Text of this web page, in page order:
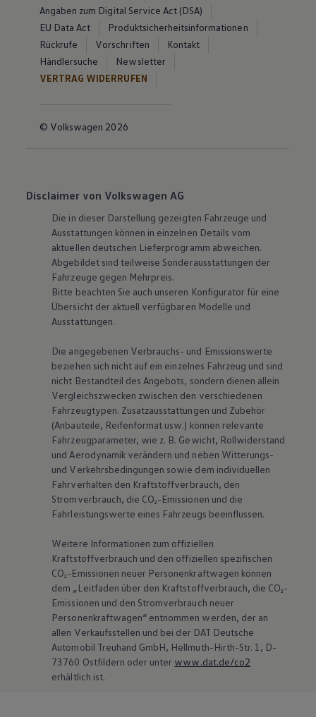
Angaben zum Digital Service Act (DSA)
EU Data Act
Produktsicherheitsinformationen
Rückrufe
Vorschriften
Kontakt
Händlersuche
Newsletter
VERTRAG WIDERRUFEN
© Volkswagen 2026
Disclaimer von Volkswagen AG
Die in dieser Darstellung gezeigten Fahrzeuge und
Ausstattungen können in einzelnen Details vom
aktuellen deutschen Lieferprogramm abweichen.
Abgebildet sind teilweise Sonderausstattungen der
Fahrzeuge gegen Mehrpreis.
Bitte beachten Sie auch unseren Konfigurator für eine
Übersicht der aktuell verfügbaren Modelle und
Ausstattungen.
Die angegebenen Verbrauchs- und Emissionswerte
beziehen sich nicht auf ein einzelnes Fahrzeug und sind
nicht Bestandteil des Angebots, sondern dienen allein
Vergleichszwecken zwischen den verschiedenen
Fahrzeugtypen. Zusatzausstattungen und Zubehör
(Anbauteile, Reifenformat usw.) können relevante
Fahrzeugparameter, wie z. B. Gewicht, Rollwiderstand
und Aerodynamik verändern und neben Witterungs-
und Verkehrsbedingungen sowie dem individuellen
Fahrverhalten den Kraftstoffverbrauch, den
Stromverbrauch, die CO₂-Emissionen und die
Fahrleistungswerte eines Fahrzeugs beeinflussen.
Weitere Informationen zum offiziellen
Kraftstoffverbrauch und den offiziellen spezifischen
CO₂-Emissionen neuer Personenkraftwagen können
dem „Leitfaden über den Kraftstoffverbrauch, die CO₂-
Emissionen und den Stromverbrauch neuer
Personenkraftwagen“ entnommen werden, der an
allen Verkaufsstellen und bei der DAT Deutsche
Automobil Treuhand GmbH, Hellmuth-Hirth-Str. 1, D-
73760 Ostfildern oder unter www.dat.de/co2
erhältlich ist.